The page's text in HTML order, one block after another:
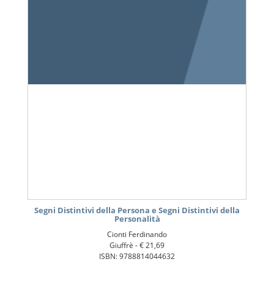
Segni Distintivi della Persona e Segni Distintivi della
Personalità
Cionti Ferdinando
Giuffrè -€ 21,69
ISBN: 9788814044632